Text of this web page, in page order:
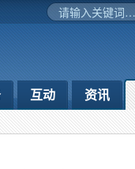
互动 资讯